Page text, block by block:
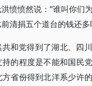
愤愤然说：“谁叫你们
清捐五个道台的钱还多
和党得到了湖北、四
的程度是不能和国民
省份得到北洋系少许